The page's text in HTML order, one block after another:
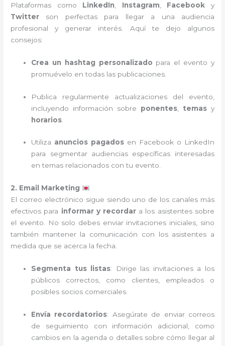
Plataformas como LinkedIn Instagram Facebook y
Twitter son perfectas para llegar a una audiencia
profesional y generar interés. Aquí te dejo algunos
consejos:
Crea un hashtag personalizado para el evento y
promuévelo en todas las publicaciones.
Publica regularmente actualizaciones del evento,
incluyendo información sobre ponentes temas y
horarios
Utiliza anuncios pagados en Facebook o LinkedIn
para segmentar audiencias específicas interesadas
en temas relacionados con tu evento.
2. Email Marketing
El correo electrónico sigue siendo uno de los canales más
efectivos para informar y recordar a los asistentes sobre
el evento. No solo debes enviar invitaciones iniciales, sino
también mantener la comunicación con los asistentes a
medida que se acerca la fecha.
Segmenta tus listas: Dirige las invitaciones a los
públicos correctos, como clientes, empleados o
posibles socios comerciales.
Envía recordatorios: Asegúrate de enviar correos
de seguimiento con información adicional, como
cambios en la agenda o detalles sobre cómo llegar al